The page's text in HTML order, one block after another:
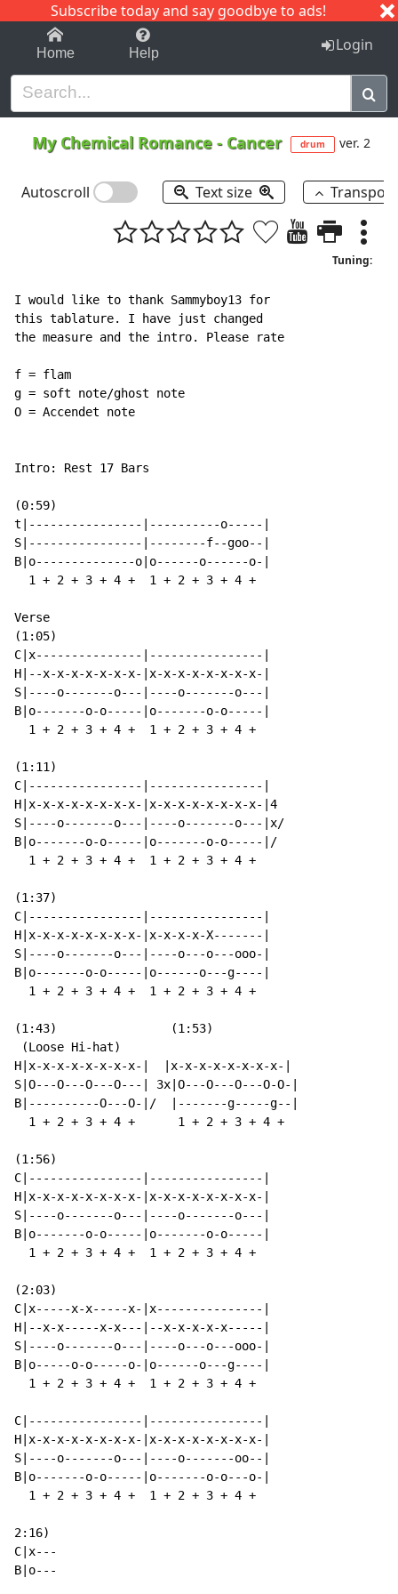
Subscribe today and say goodbye to ads!
1-9 C I J
Home Help Login
My Chemical Romance - Cancer drum ver. 2
Autoscroll Text size
Tuning:
I would like to thank Sammyboy13 for
this tablature. I have just changed
the measure and the intro. Please rate
f = flam
g = soft note/ghost note
O = Accendet note
Intro: Rest 17 Bars
(0:59)
t|----------------|----------o-----|
S|----------------|--------f--goo--|
B|o--------------o|o------o------o-|
  1 + 2 + 3 + 4 +  1 + 2 + 3 + 4 +
Verse
(1:05)
C|x---------------|----------------|
H|--x-x-x-x-x-x-x-|x-x-x-x-x-x-x-x-|
S|----o-------o---|----o-------o---|
B|o-------o-o-----|o-------o-o-----|
  1 + 2 + 3 + 4 +  1 + 2 + 3 + 4 +
(1:11)
C|----------------|----------------|
H|x-x-x-x-x-x-x-x-|x-x-x-x-x-x-x-x-|4
S|----o-------o---|----o-------o---|x/
B|o-------o-o-----|o-------o-o-----|/
  1 + 2 + 3 + 4 +  1 + 2 + 3 + 4 +
(1:37)
C|----------------|----------------|
H|x-x-x-x-x-x-x-x-|x-x-x-x-X-------|
S|----o-------o---|----o---o---ooo-|
B|o-------o-o-----|o------o---g----|
  1 + 2 + 3 + 4 +  1 + 2 + 3 + 4 +
(1:43)                (1:53)
(Loose Hi-hat)
H|x-x-x-x-x-x-x-x-|  |x-x-x-x-x-x-x-x-|
S|O---O---O---O---| 3x|O---O---O---O-O-|
B|----------O---O-|/  |-------g-----g--|
  1 + 2 + 3 + 4 +      1 + 2 + 3 + 4 +
(1:56)
C|----------------|----------------|
H|x-x-x-x-x-x-x-x-|x-x-x-x-x-x-x-x-|
S|----o-------o---|----o-------o---|
B|o-------o-o-----|o-------o-o-----|
  1 + 2 + 3 + 4 +  1 + 2 + 3 + 4 +
(2:03)
C|x-----x-x-----x-|x---------------|
H|--x-x-----x-x---|--x-x-x-x-x-----|
S|----o-------o---|----o---o---ooo-|
B|o-----o-o-----o-|o------o---g----|
  1 + 2 + 3 + 4 +  1 + 2 + 3 + 4 +
C|----------------|----------------|
H|x-x-x-x-x-x-x-x-|x-x-x-x-x-x-x-x-|
S|----o-------o---|----o-------oo--|
B|o-------o-o-----|o-------o-o---o-|
  1 + 2 + 3 + 4 +  1 + 2 + 3 + 4 +
2:16)
C|x---
B|o---